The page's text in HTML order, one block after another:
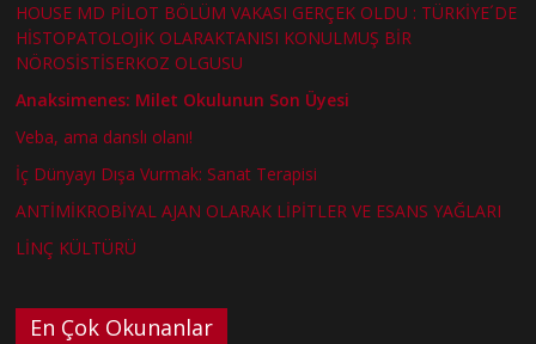
HOUSE MD PİLOT BÖLÜM VAKASI GERÇEK OLDU : TÜRKİYE´DE
HİSTOPATOLOJİK OLARAKTANISI KONULMUŞ BİR
NÖROSİSTİSERKOZ OLGUSU
Anaksimenes: Milet Okulunun Son Üyesi
Veba, ama danslı olanı!
İç Dünyayı Dışa Vurmak: Sanat Terapisi
ANTİMİKROBİYAL AJAN OLARAK LİPİTLER VE ESANS YAĞLARI
LİNÇ KÜLTÜRÜ
En Çok Okunanlar